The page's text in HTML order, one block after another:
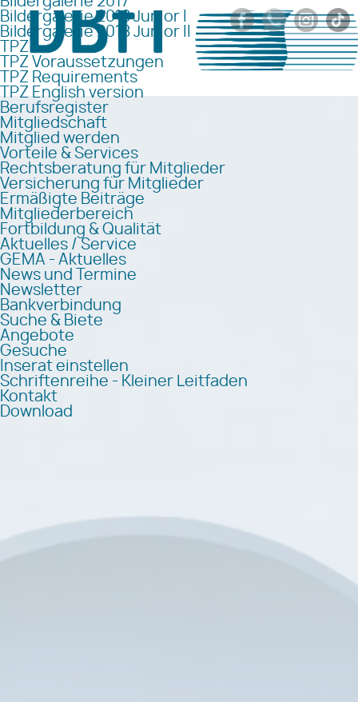
Bildergalerie 2018 Junior I
Bildergalerie 2018 Junior II
TPZ
TPZ Voraussetzungen
TPZ Requirements
TPZ English version
Berufsregister
Mitgliedschaft
Mitglied werden
Vorteile & Services
Rechtsberatung für Mitglieder
Versicherung für Mitglieder
Ermäßigte Beiträge
Mitgliederbereich
Fortbildung & Qualität
Aktuelles / Service
GEMA - Aktuelles
News und Termine
Newsletter
Bankverbindung
Suche & Biete
Angebote
Gesuche
Inserat einstellen
Schriftenreihe - Kleiner Leitfaden
Kontakt
Download